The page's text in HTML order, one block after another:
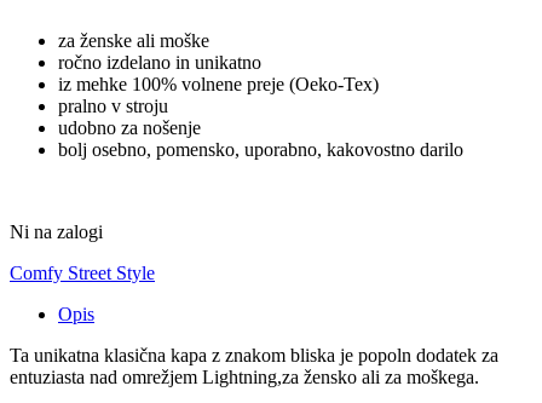
za ženske ali moške
ročno izdelano in unikatno
iz mehke 100% volnene preje (Oeko-Tex)
pralno v stroju
udobno za nošenje
bolj osebno, pomensko, uporabno, kakovostno darilo
Ni na zalogi
Comfy Street Style
Opis
Ta unikatna klasična kapa z znakom bliska je popoln dodatek za
entuziasta nad omrežjem Lightning,za žensko ali za moškega.